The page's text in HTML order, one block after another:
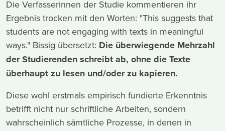
Die Verfasserinnen der Studie kommentieren ihr
Ergebnis trocken mit den Worten: "This suggests that
students are not engaging with texts in meaningful
ways." Bissig übersetzt: Die überwiegende Mehrzahl
der Studierenden schreibt ab, ohne die Texte
überhaupt zu lesen und/oder zu kapieren.
Diese wohl erstmals empirisch fundierte Erkenntnis
betrifft nicht nur schriftliche Arbeiten, sondern
wahrscheinlich sämtliche Prozesse, in denen in